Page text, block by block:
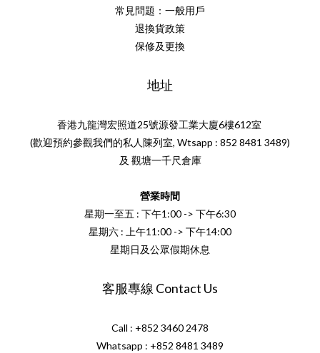
常見問題：一般用戶
退換貨政策
保修及更換
地址
香港九龍灣宏照道25號源發工業大廈6樓612室
(歡迎預約參觀我們的私人陳列室, Wtsapp : 852 8481 3489)
及 觀塘一千尺倉庫
營業時間
星期一至五 : 下午1:00 -> 下午6:30
星期六 : 上午11:00 -> 下午14:00
星期日及公眾假期休息
客服專線 Contact Us
Call : +852 3460 2478
Whatsapp : +852 8481 3489